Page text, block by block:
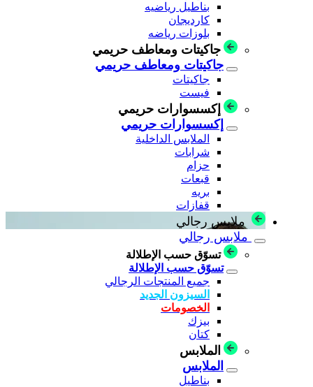
بناطيل رياضيه
كارديجان
بلوزات رياضه
جاكيتات ومعاطف حريمي
جاكيتات ومعاطف حريمي
جاكيتات
فيست
إكسسوارات حريمي
إكسسوارات حريمي
الملابس الداخلية
شرابات
حزام
قبعات
بريه
قفازات
ملابس رجالي
ملابس رجالي
تسوّق حسب الإطلالة
تسوّق حسب الإطلالة
جميع المنتجات الرجالي
السيزون الجديد
الخصومات
بيزك
كتان
الملابس
الملابس
بناطيل